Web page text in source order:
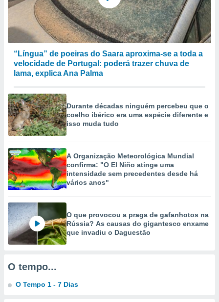
medir o
dos
de
fontes,
e melhorar
dados
através
estudos
1199
“Língua” de poeiras do Saara aproxima-se a toda a
velocidade de Portugal: poderá trazer chuva de
lama, explica Ana Palma
Durante décadas ninguém percebeu que o
coelho ibérico era uma espécie diferente e
isso muda tudo
A Organização Meteorológica Mundial
confirma: "O El Niño atinge uma
intensidade sem precedentes desde há
vários anos"
O que provocou a praga de gafanhotos na
Rússia? As causas do gigantesco enxame
que invadiu o Daguestão
O tempo...
O Tempo 1 - 7 Dias